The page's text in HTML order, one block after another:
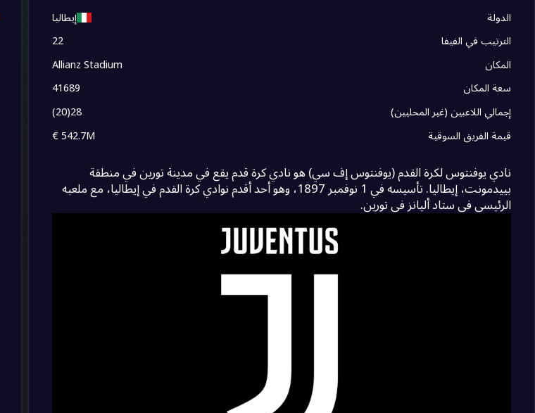
11
ساسولو
12
‎تورينو
0
13
بارما
0
14
كالياري 0
0/0/0
0/0
15
فيورنتينا 0
0/0/0
0/0
0
0
0
0
الدولة
إيطاليا
الترتيب في الفيفا
22
المكان
Allianz Stadium
سعة المكان
41689
إجمالي اللاعبين (غير المحليين)
28
(
20
)
قيمة الفريق السوقية
542.7M €
نادي يوفنتوس لكرة القدم (يوفنتوس إف سي) هو نادي كرة قدم يقع في مدينة تورين في منطقة
بييدمونت، إيطاليا. تأسيسه في 1 نوفمبر 1897، وهو أحد أقدم نوادي كرة القدم في إيطاليا، مع ملعبه
الرئيسي في ستاد أليانز في تورين.